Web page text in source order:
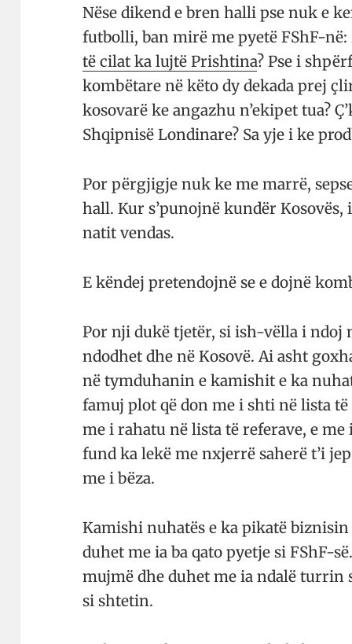
Nëse dikend e bren halli pse nuk e
futbolli, ban mirë me pyetë FShF-
të cilat ka lujtë Prishtina? Pse i
kombëtare në këto dy dekada prej
kosovarë ke angazhu n’ekipet tua?
Shqipnisë Londinare? Sa yje i ke
Por përgjigje nuk ke me marrë,
hall. Kur s’pu­nojnë kundër
na­tit vendas.
E kë­ndej pre­ten­dojnë se e dojnë
Por nji dukë tjetër, si ish-vëlla i
ndodhet dhe në Kosovë. Ai asht
në tymduhanin e kamishit e ka
famuj plot që don me i shti në lista të
me i rahatu në lista të referave, e
fund ka lekë me nxjerrë saherë t’i
me i bëza.
Kamishi nuhatës e ka pikatë
duhet me ia ba qato pyetje si FShF-
mujmë dhe duhet me ia ndalë turrin
si shtetin.